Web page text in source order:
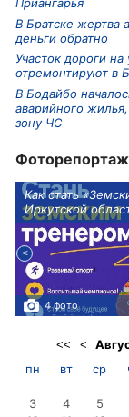
Приангарья
В Братске жертва
деньги обратно
Участок дороги на
отремонтируют в
В Бодайбо
аварийного
зону ЧС
Как стать
Иркутской
4 фото
<< <
пн вт ср
3
4 5